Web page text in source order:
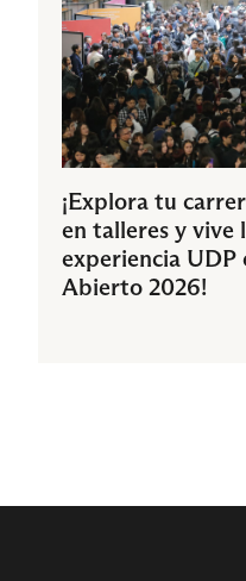
¡Explora tu
en talleres y vive
experiencia UDP
Abierto 2026!